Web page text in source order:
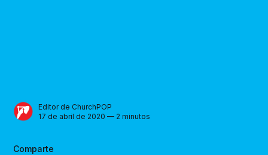
Editor de ChurchPOP
17 de abril de 2020 — 2 minutos
Comparte